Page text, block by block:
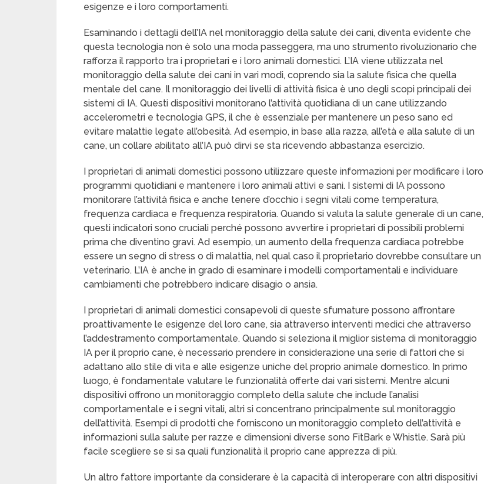
esigenze e i loro comportamenti.
Esaminando i dettagli dell’IA nel monitoraggio della salute dei cani, diventa evidente che
questa tecnologia non è solo una moda passeggera, ma uno strumento rivoluzionario che
rafforza il rapporto tra i proprietari e i loro animali domestici. L’IA viene utilizzata nel
monitoraggio della salute dei cani in vari modi, coprendo sia la salute fisica che quella
mentale del cane. Il monitoraggio dei livelli di attività fisica è uno degli scopi principali dei
sistemi di IA. Questi dispositivi monitorano l’attività quotidiana di un cane utilizzando
accelerometri e tecnologia GPS, il che è essenziale per mantenere un peso sano ed
evitare malattie legate all’obesità. Ad esempio, in base alla razza, all’età e alla salute di un
cane, un collare abilitato all’IA può dirvi se sta ricevendo abbastanza esercizio.
I proprietari di animali domestici possono utilizzare queste informazioni per modificare i loro
programmi quotidiani e mantenere i loro animali attivi e sani. I sistemi di IA possono
monitorare l’attività fisica e anche tenere d’occhio i segni vitali come temperatura,
frequenza cardiaca e frequenza respiratoria. Quando si valuta la salute generale di un cane,
questi indicatori sono cruciali perché possono avvertire i proprietari di possibili problemi
prima che diventino gravi. Ad esempio, un aumento della frequenza cardiaca potrebbe
essere un segno di stress o di malattia, nel qual caso il proprietario dovrebbe consultare un
veterinario. L’IA è anche in grado di esaminare i modelli comportamentali e individuare
cambiamenti che potrebbero indicare disagio o ansia.
I proprietari di animali domestici consapevoli di queste sfumature possono affrontare
proattivamente le esigenze del loro cane, sia attraverso interventi medici che attraverso
l’addestramento comportamentale. Quando si seleziona il miglior sistema di monitoraggio
IA per il proprio cane, è necessario prendere in considerazione una serie di fattori che si
adattano allo stile di vita e alle esigenze uniche del proprio animale domestico. In primo
luogo, è fondamentale valutare le funzionalità offerte dai vari sistemi. Mentre alcuni
dispositivi offrono un monitoraggio completo della salute che include l’analisi
comportamentale e i segni vitali, altri si concentrano principalmente sul monitoraggio
dell’attività. Esempi di prodotti che forniscono un monitoraggio completo dell’attività e
informazioni sulla salute per razze e dimensioni diverse sono FitBark e Whistle. Sarà più
facile scegliere se si sa quali funzionalità il proprio cane apprezza di più.
Un altro fattore importante da considerare è la capacità di interoperare con altri dispositivi